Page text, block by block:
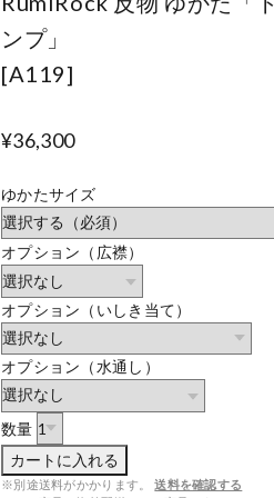
ンプ」
[A119]
¥36,300
ゆかたサイズ
オプション（広襟）
オプション（いしき当て）
オプション（水通し）
数量
カートに入れる
※別途送料がかかります。
送料を確認する